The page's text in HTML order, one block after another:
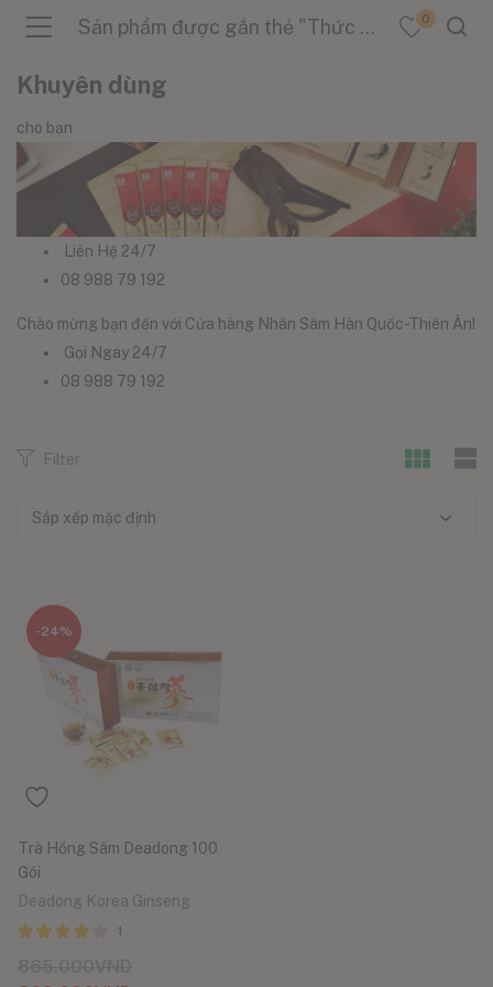
(Sản Phẩm )
(Danh Mục )
(Tin Tức )
Sản phẩm được gắn thẻ "Thức Uống Bồi Bổ Sức Khỏe" 0
Khuyên dùng
cho bạn
Liên Hệ 24/7
08 988 79 192
Chào mừng bạn đến với Cửa hàng Nhân Sâm Hàn Quốc-Thiên Ân!
Gọi Ngay 24/7
08 988 79 192
Filter
Sắp xếp mặc định
-24%
Trà Hồng Sâm Deadong 100
Gói
Deadong Korea Ginseng
1